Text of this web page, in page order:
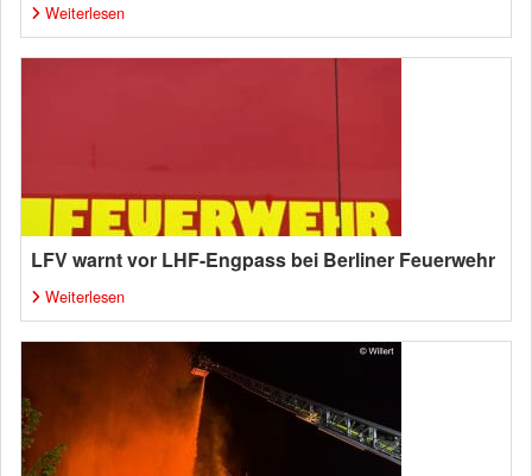
Weiterlesen
LFV warnt vor LHF-Engpass bei Berliner Feuerwehr
Weiterlesen